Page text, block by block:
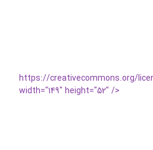
https://creativecommons.org/
width="149" height="52" />